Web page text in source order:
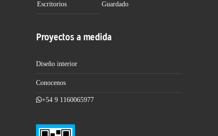
Escritorios Guardado
Proyectos a medida
Diseño interior
Conocenos
+54 9 1160065977